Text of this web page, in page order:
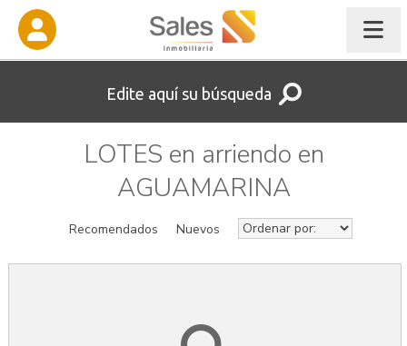
Edite aquí su búsqueda
LOTES en arriendo en
AGUAMARINA
Recomendados Nuevos